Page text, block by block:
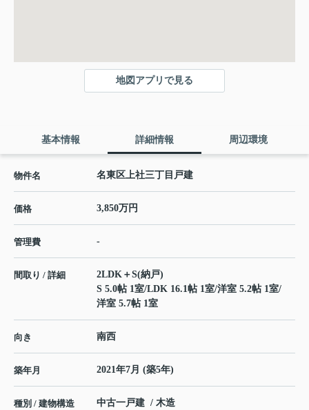
地図アプリで見る
基本情報 詳細情報 周辺環境
物件名 名東区上社三丁目戸建
価格 3,850万円
管理費 -
間取り / 詳細
2LDK＋S(納戸)
S 5.0帖 1室/LDK 16.1帖 1室/洋室 5.2帖 1室/
洋室 5.7帖 1室
向き 南西
築年月 2021年7月 (築5年)
種別 / 建物構造 中古一戸建 / 木造